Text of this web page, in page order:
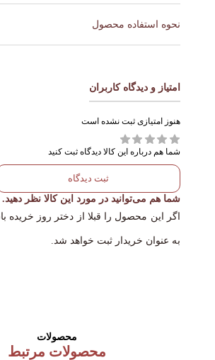
حجم
250 میل, 375 میل
نحوه استفاده محصول
روزانه از این شامپو استفاده کنید .
کشی کنید
امتیاز و دیدگاه کاربران
هنوز امتیازی ثبت نشده است
شما هم درباره این کالا دیدگاه ثبت کنید
ثبت دیدگاه
شما هم می‌توانید در مورد این کالا نظر دهید.
اگر این محصول را قبلا از دختر روز خریده
به عنوان خریدار ثبت خواهد شد.
محصولات
محصولات مرتبط